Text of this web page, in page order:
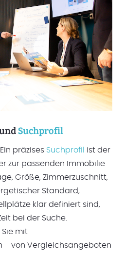
Suchprofil
präzises Suchprofil
ist der
zur passenden Immobilie
Größe, Zimmerzuschnitt,
Standard,
klar definiert sind,
bei der Suche.
mit
– von Vergleichsangeboten